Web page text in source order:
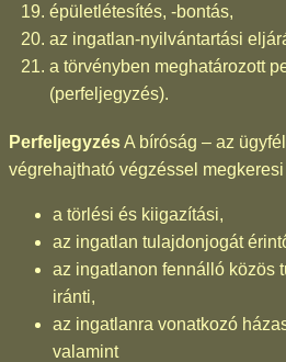
épületlétesítés, -bontás,
az ingatlan-nyilvántartási
a törvényben meghatározott
(perfeljegyzés).
PerfeljegyzésA bíróság – az
végrehajtható végzéssel
a törlési és kiigazítási,
az ingatlan tulajdonjogát
az ingatlanon fennálló közös
iránti,
az ingatlanra vonatkozó
valamint